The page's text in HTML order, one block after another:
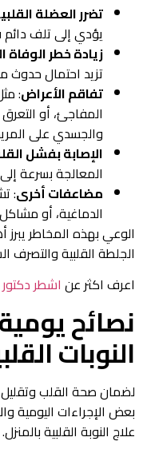
تضرر العضلة
يؤدي إلى تلف
زيادة خطر الوفاة
تزيد احتمال حدوث
تفاقم الأعراض:
المفاجئ، أو
والجسدي على
الإصابة بفشل
المعالجة بسرعة
مضاعفات أخرى:
الدماغية، أو
الوعي بهذه المخاطر
الجلطة القلبية والتصرف
اعرف اكثر عن اشطر
نصائح
النوبات
لضمان صحة القلب وتقليل
بعض الإجراءات اليومية
علاج النوبة القلبية